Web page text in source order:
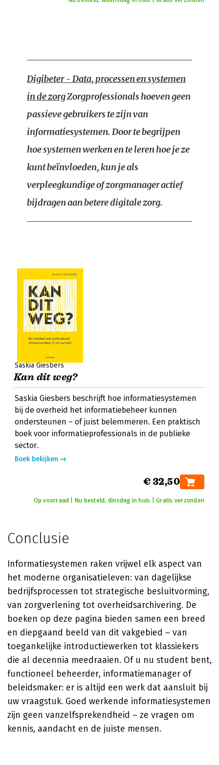
Digibeter - Data, processen en systemen
in de zorgZorgprofessionals hoeven geen
passieve gebruikers te zijn van
informatiesystemen. Door te begrijpen
hoe systemen werken en te leren hoe je ze
kunt beïnvloeden, kun je als
verpleegkundige of zorgmanager actief
bijdragen aan betere digitale zorg.
Saskia Giesbers
Kan dit weg?
Saskia Giesbers beschrijft hoe informatiesystemen
bij de overheid het informatiebeheer kunnen
ondersteunen – of juist belemmeren. Een praktisch
boek voor informatieprofessionals in de publieke
sector.
Boek bekijken
€ 32,50
Op voorraad | Nu besteld, dinsdag in huis | Gratis verzonden
Conclusie
Informatiesystemen raken vrijwel elk aspect van
het moderne organisatieleven: van dagelijkse
bedrijfsprocessen tot strategische besluitvorming,
van zorgverlening tot overheidsarchivering. De
boeken op deze pagina bieden samen een breed
en diepgaand beeld van dit vakgebied – van
toegankelijke introductiewerken tot klassiekers
die al decennia meedraaien. Of u nu student bent,
functioneel beheerder, informatiemanager of
beleidsmaker: er is altijd een werk dat aansluit bij
uw vraagstuk. Goed werkende informatiesystemen
zijn geen vanzelfsprekendheid – ze vragen om
kennis, aandacht en de juiste mensen.